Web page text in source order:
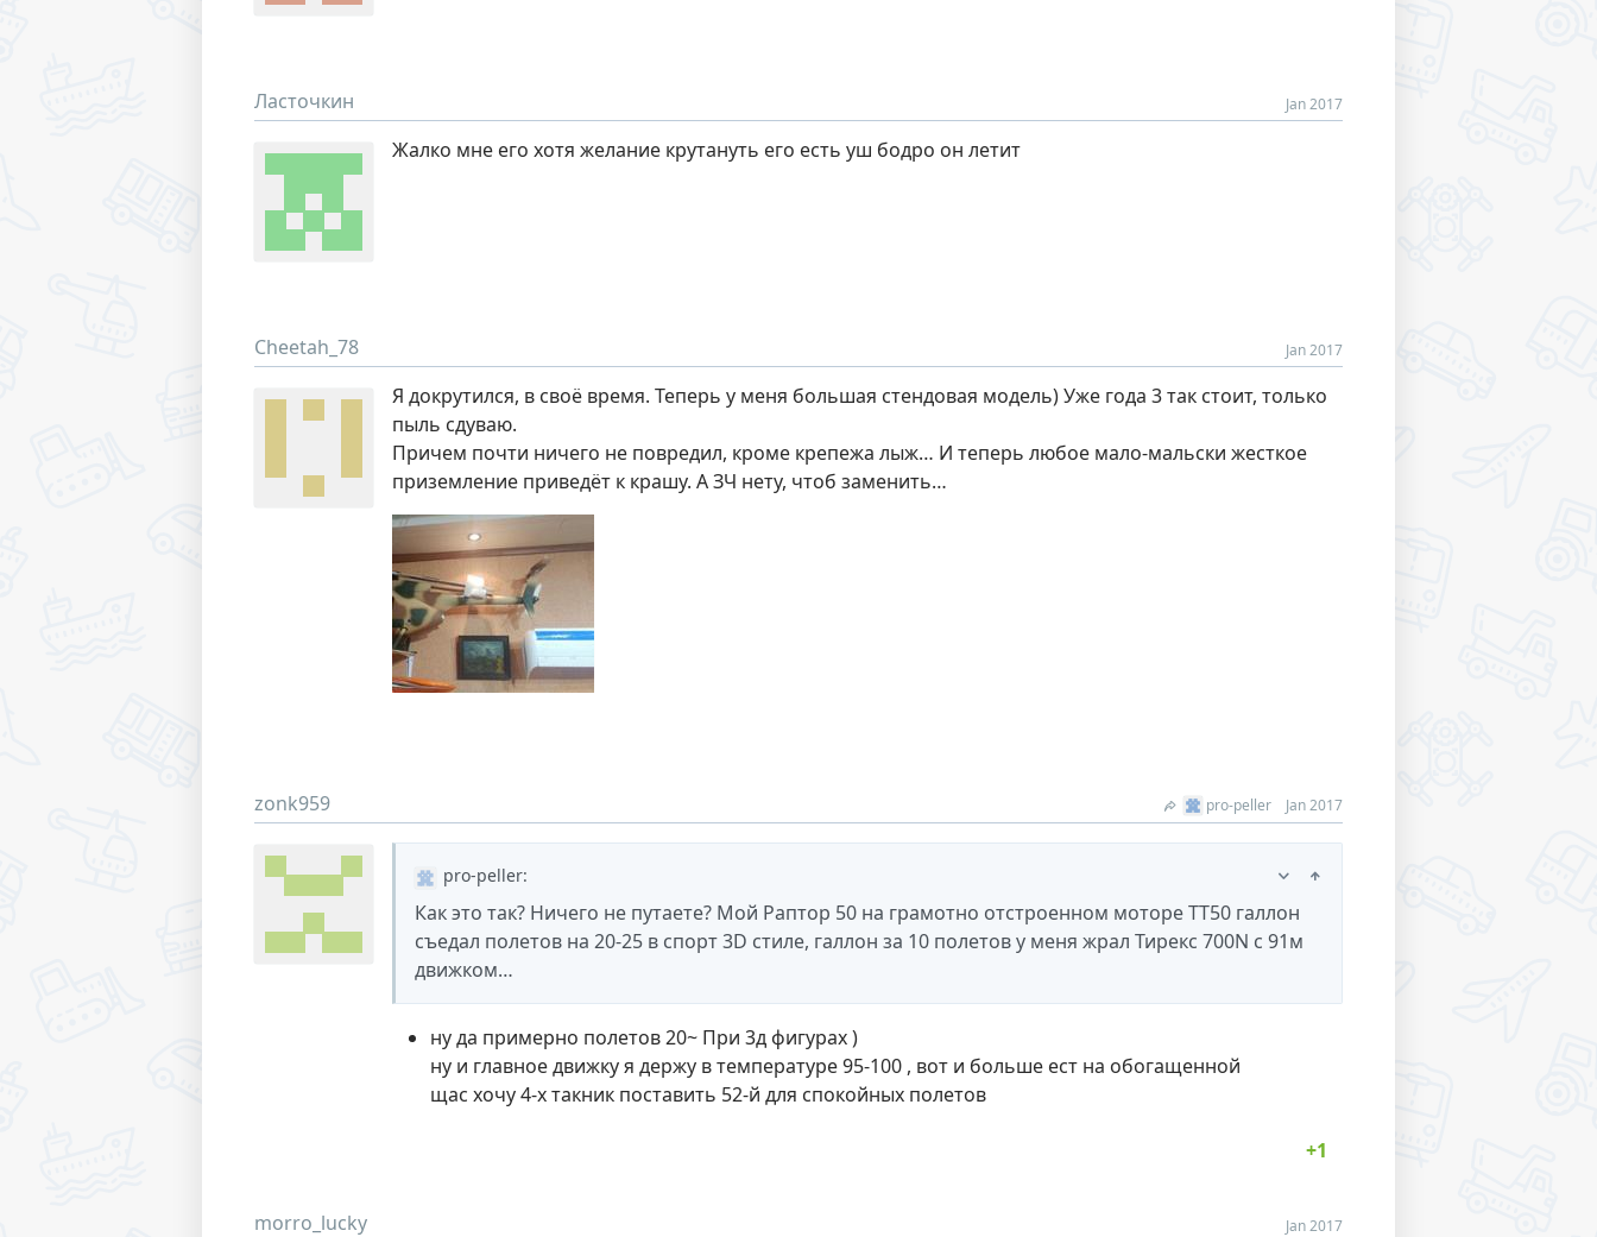
Ласточкин Jan 2017
Жалко мне его хотя желание крутануть его есть уш бодро он летит
Cheetah_78 Jan 2017
Я докрутился, в своё время. Теперь у меня большая стендовая модель) Уже года 3 так стоит, только
пыль сдуваю.
Причем почти ничего не повредил, кроме крепежа лыж… И теперь любое мало-мальски жесткое
приземление приведёт к крашу. А ЗЧ нету, чтоб заменить…
zonk959 pro-peller Jan 2017
pro-peller:
Как это так? Ничего не путаете? Мой Раптор 50 на грамотно отстроенном моторе ТТ50 галлон
съедал полетов на 20-25 в спорт 3D стиле, галлон за 10 полетов у меня жрал Тирекс 700N с 91м
движком…
ну да примерно полетов 20~ При 3д фигурах )
ну и главное движку я держу в температуре 95-100 , вот и больше ест на обогащенной
щас хочу 4-х такник поставить 52-й для спокойных полетов
morro_lucky Jan 2017